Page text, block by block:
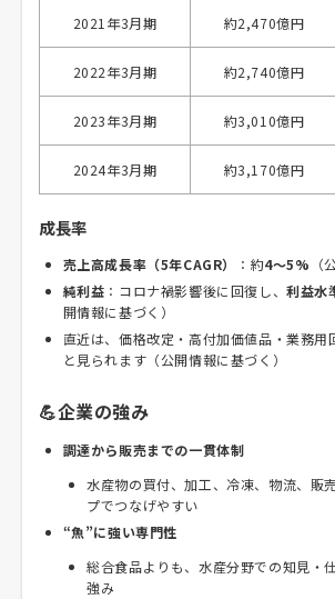
2021年3月期 約2,470億円
2022年3月期 約2,740億円
2023年3月期 約3,010億円
2024年3月期 約3,170億円
成長率
売上高成長率（5年CAGR） ：約4〜5% （
純利益 ：コロナ禍影響後に回復し、利益水
開情報に基づく）
直近は、価格改定・高付加価値品・業務用
と見られます（公開情報に基づく）
💪企業の強み
調達から販売までの一貫体制
水産物の買付、加工、冷凍、物流、販
プでつなげやすい
“魚”に強い専門性
総合食品よりも、水産分野での知見・
強み